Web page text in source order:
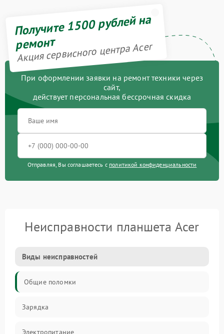
Получите 1500 рублей на
ремонт
Акция сервисного центра Acer
При оформлении заявки на ремонт техники через
сайт,
действует персональная бессрочная скидка
Отправляя, Вы соглашаетесь с политикой конфиденциальности
Неисправности планшета Acer
Виды неисправностей
Общие поломки
Зарядка
Электропитание